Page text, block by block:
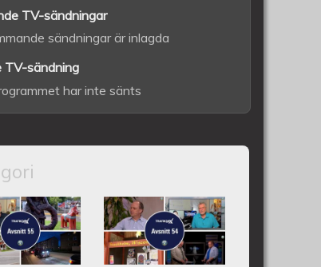
TV-sändningar
sändningar är inlagda
TV-sändning
har inte sänts
- Avsnitt 55Trafikdax avsnitt
54